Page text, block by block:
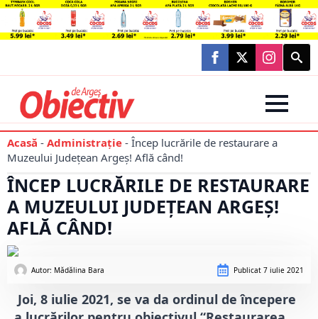
Search
for:
Acasă - Administraţie - Încep lucrările de restaurare a
Muzeului Județean Argeș! Află când!
ÎNCEP LUCRĂRILE DE RESTAURARE
A MUZEULUI JUDEȚEAN ARGEȘ!
AFLĂ CÂND!
Autor: Mădălina Bara Publicat 7 iulie 2021
Joi, 8 iulie 2021, se va da ordinul de începere